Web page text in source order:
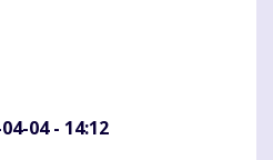
04 - 14:12